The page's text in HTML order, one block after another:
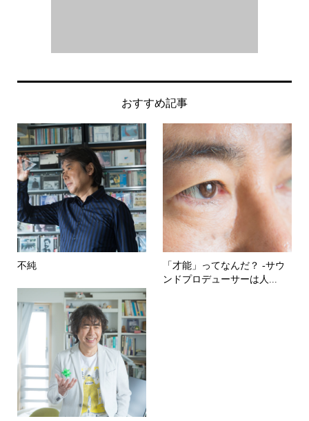
おすすめ記事
不純
「才能」ってなんだ？ -サウ
ンドプロデューサーは人...